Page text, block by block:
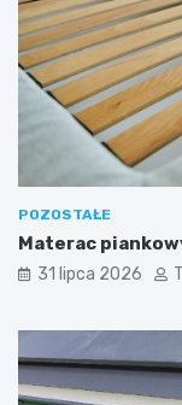
POZOSTAŁE
Materac
31 lipca 2026